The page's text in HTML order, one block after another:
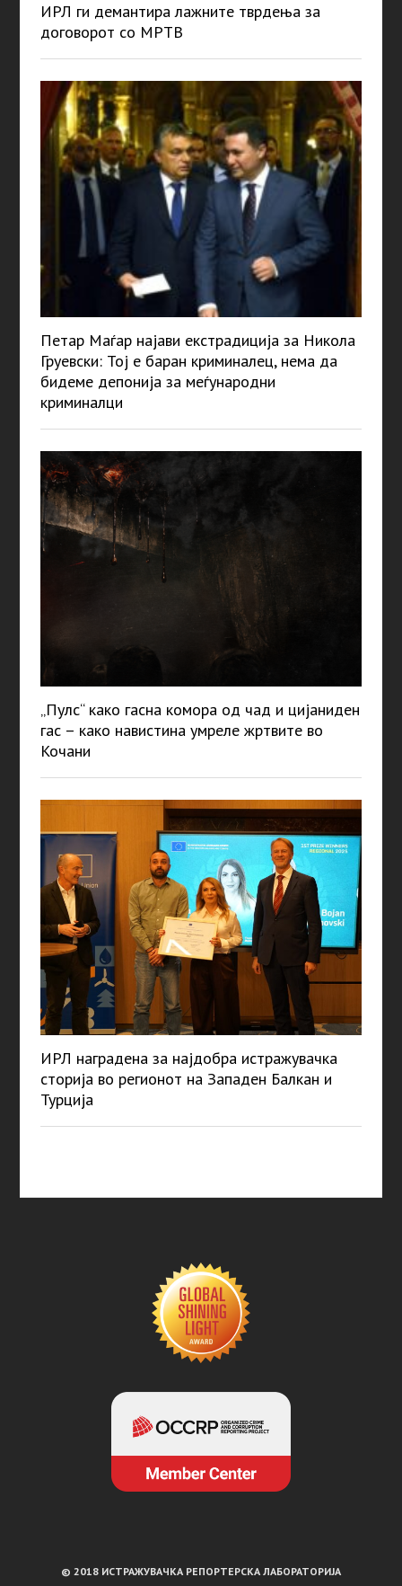
ИРЛ ги демантира лажните тврдења за
договорот со МРТВ
Петар Маѓар најави екстрадиција за Никола
Груевски: Тој е баран криминалец, нема да
бидеме депонија за меѓународни
криминалци
„Пулс“ како гасна комора од чад и цијаниден
гас – како навистина умреле жртвите во
Кочани
ИРЛ наградена за најдобра истражувачка
сторија во регионот на Западен Балкан и
Турција
© 2018 ИСТРАЖУВАЧКА РЕПОРТЕРСКА ЛАБОРАТОРИЈА